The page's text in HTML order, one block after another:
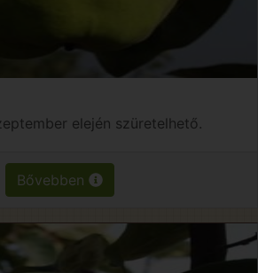
elején szüretelhető.
Bővebben